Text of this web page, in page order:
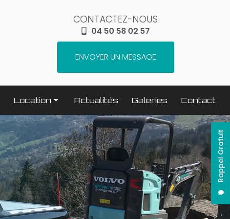
CONTACTEZ-NOUS
04 50 58 02 57
ENVOYER UN MESSAGE
Rappel Gratuit
Location
Terrassement / compactage
Transport
Elévation / levage
Espaces verts
Traitement béton
Nettoyage
Actualités Galeries Contact